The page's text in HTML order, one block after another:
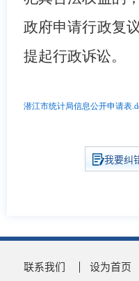
政府申请行政复
提起行政诉讼。
潜江市统计局信息公开申请表
我要纠
联系我们 设为首页